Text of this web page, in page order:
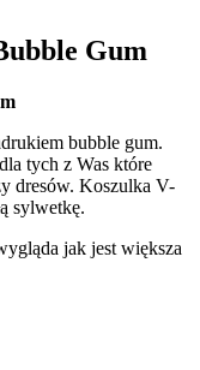
Gum
bubble gum.
tych z Was które
dresów. Koszulka V-
sylwetkę.
jak jest większa